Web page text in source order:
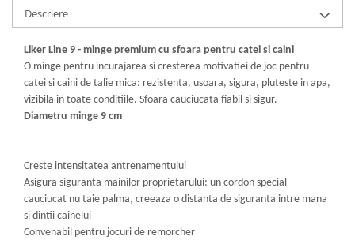
Descriere
Liker Line 9 - minge premium cu sfoara pentru catei si caini
O minge pentru incurajarea si cresterea motivatiei de joc pentru
catei si caini de talie mica: rezistenta, usoara, sigura, pluteste in apa,
vizibila in toate conditiile. Sfoara cauciucata fiabil si sigur.
Diametru minge 9 cm
Creste intensitatea antrenamentului
Asigura siguranta mainilor proprietarului: un cordon special
cauciucat nu taie palma, creeaza o distanta de siguranta intre mana
si dintii cainelui
Convenabil pentru jocuri de remorcher